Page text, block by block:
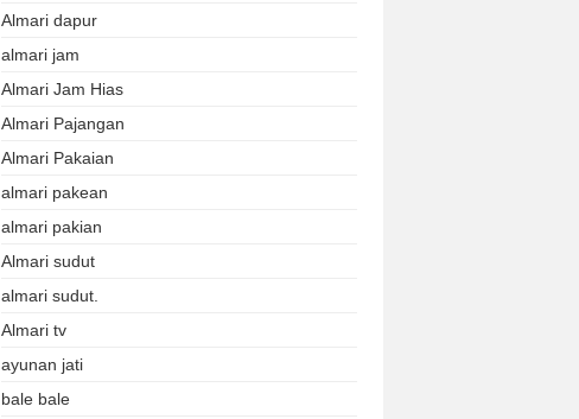
Almari dapur
almari jam
Almari Jam Hias
Almari Pajangan
Almari Pakaian
almari pakean
almari pakian
Almari sudut
almari sudut.
Almari tv
ayunan jati
bale bale